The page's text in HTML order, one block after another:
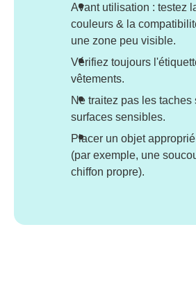
Avant utilisation : testez
couleurs & la
une zone peu visible.
Vérifiez toujours
vêtements.
Ne traitez pas les taches
surfaces sensibles.
Placer un objet
(par exemple, une
chiffon propre).